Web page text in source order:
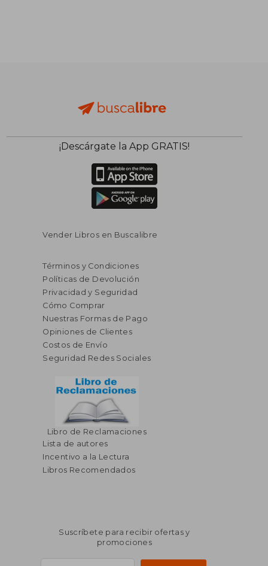
¡Descárgate la App GRATIS!
Vender Libros en Buscalibre
Términos y Condiciones
Políticas de Devolución
Privacidad y Seguridad
Cómo Comprar
Nuestras Formas de Pago
Opiniones de Clientes
Costos de Envío
Seguridad Redes Sociales
Libro de Reclamaciones
Lista de autores
Incentivo a la Lectura
Libros Recomendados
Suscríbete para recibir ofertas y
promociones